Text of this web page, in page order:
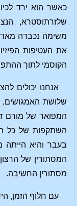
כאשר הוא ירד
שלזרתוסטרא,
משימה נכבדה מאד
את העטיפות
הקוסמי לתוך
אנחנו יכולים
שלושת האמגושים,
המפואר של מורם
השתקפות של כל
בעבר והיא הייתה
המסתורין של
מסתורין החשיבה.
עם חלוף הזמן,